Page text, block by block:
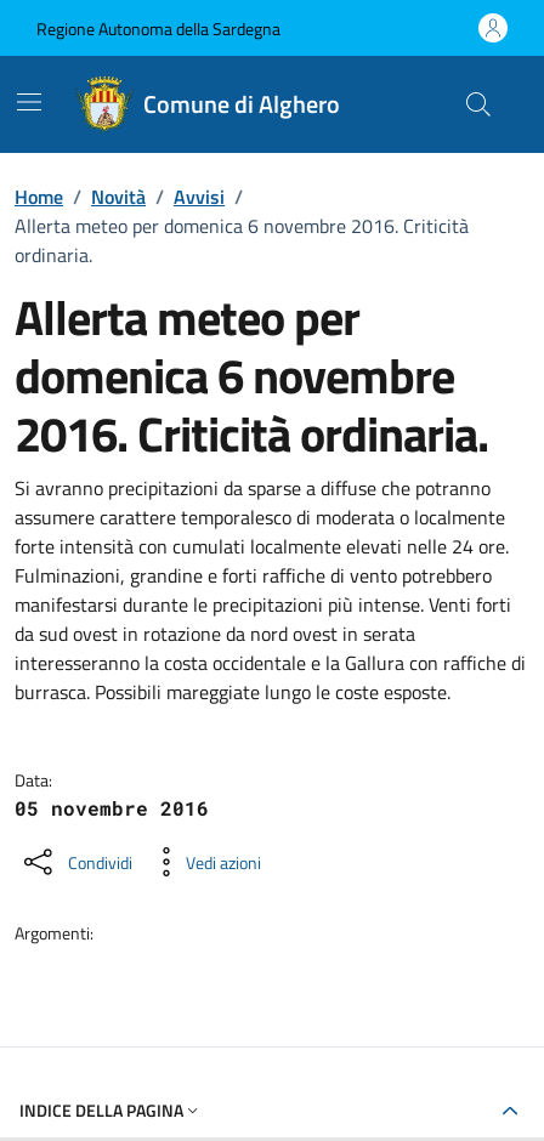
Regione Autonoma della Sardegna
Comune di Alghero
Home / Novità / Avvisi /
Allerta meteo per domenica 6 novembre 2016. Criticità
ordinaria.
Allerta meteo per
domenica 6 novembre
2016. Criticità ordinaria.
Dettagli della notizia
Si avranno precipitazioni da sparse a diffuse che potranno
assumere carattere temporalesco di moderata o localmente
forte intensità con cumulati localmente elevati nelle 24 ore.
Fulminazioni, grandine e forti raffiche di vento potrebbero
manifestarsi durante le precipitazioni più intense. Venti forti
da sud ovest in rotazione da nord ovest in serata
interesseranno la costa occidentale e la Gallura con raffiche di
burrasca. Possibili mareggiate lungo le coste esposte.
Data:
05 novembre 2016
Condividi Vedi azioni
Argomenti:
INDICE DELLA PAGINA